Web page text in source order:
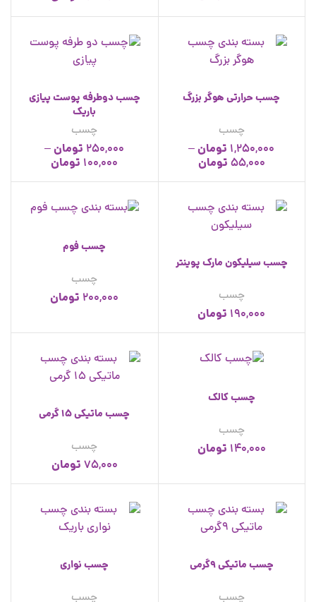
25,000تومان
چسب حرارتی هوگر بزرگ
چسب
1,250,000 تومان–
55,000 تومان
چسب دوطرفه پوست پیازی
باریک
چسب
250,000 تومان–
100,000 تومان
چسب سیلیکون مارک پوینتر
چسب
190,000 تومان
چسب فوم
چسب
200,000 تومان
چسب کالک
چسب
140,000 تومان
چسب ماتیکی 15 گرمی
چسب
75,000 تومان
چسب ماتیکی 9گرمی
چسب
چسب نواری
چسب